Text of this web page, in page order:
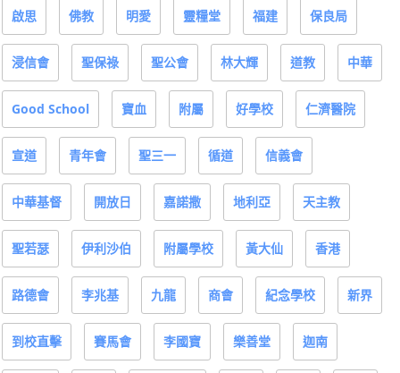
啟思 佛教 明愛 靈糧堂 福建 保良局
浸信會 聖保祿 聖公會 林大輝 道教 中華
Good School 寶血 附屬 好學校 仁濟醫院
宣道 青年會 聖三一 循道 信義會
中華基督 開放日 嘉諾撒 地利亞 天主教
聖若瑟 伊利沙伯 附屬學校 黃大仙 香港
路德會 李兆基 九龍 商會 紀念學校 新界
到校直擊 賽馬會 李國寶 樂善堂 迦南